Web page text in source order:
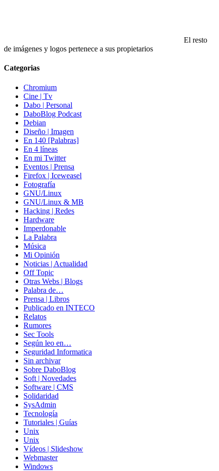
El resto
de imágenes y logos pertenece a sus propietarios
Categorias
Chromium
Cine | Tv
Dabo | Personal
DaboBlog Podcast
Debian
Diseño | Imagen
En 140 [Palabras]
En 4 líneas
En mi Twitter
Eventos | Prensa
Firefox | Iceweasel
Fotografía
GNU/Linux
GNU/Linux & MB
Hacking | Redes
Hardware
Imperdonable
La Palabra
Música
Mi Opinión
Noticias | Actualidad
Off Topic
Otras Webs | Blogs
Palabra de…
Prensa | Libros
Publicado en INTECO
Relatos
Rumores
Sec Tools
Según leo en…
Seguridad Informatica
Sin archivar
Sobre DaboBlog
Soft | Novedades
Software | CMS
Solidaridad
SysAdmin
Tecnología
Tutoriales | Guías
Unix
Unix
Vídeos | Slideshow
Webmaster
Windows